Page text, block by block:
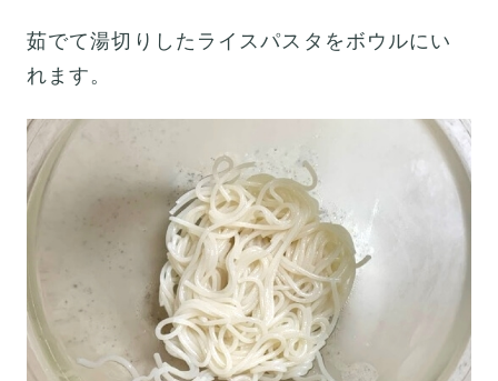
茹でて湯切りしたライスパスタをボウルにい
れます。